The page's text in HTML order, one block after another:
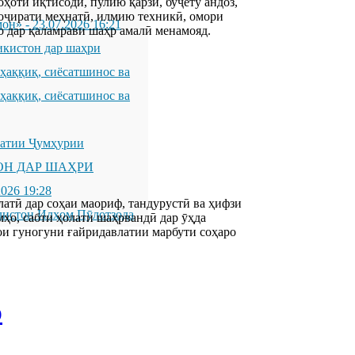
-23.07.2026 16:21
дар шаҳри
сиёсатшинос ва
сиёсатшинос ва
Ҷумҳурии
ДАР ШАҲРИ
19:28
Илҳом Пӯлотзода
меҳнатӣ, илмию техникӣ, омори
дар қаламрави шаҳр амалӣ менамояд.
дар соҳаи маориф, тандурустӣ ва ҳифзи
сабти ҳолати шаҳрвандӣ дар ӯҳда
гуногуни ғайридавлатии марбути соҳаро